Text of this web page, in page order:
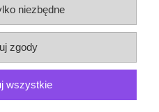
i dostawa
niezbędne
zgody
wszystkie